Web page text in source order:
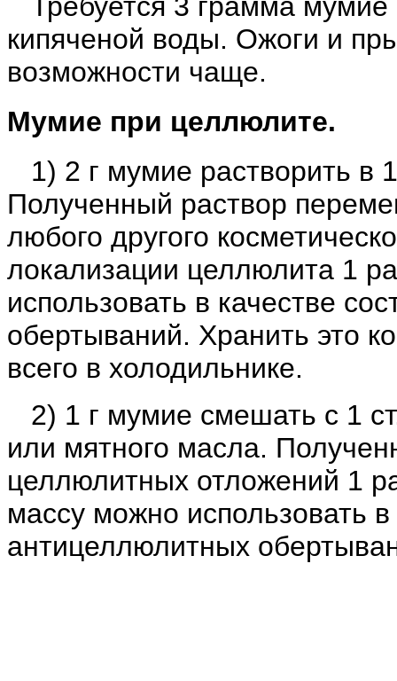
Требуется 3 грамма мумие
кипяченой воды. Ожоги и
возможности чаще.
Мумие при целлюлите.
1) 2 г мумие растворить в
Полученный раствор
любого другого
локализации целлюлита 1
использовать в качестве
обертываний. Хранить это
всего в холодильнике.
2) 1 г мумие смешать с 1
или мятного масла.
целлюлитных отложений 1
массу можно использовать
антицеллюлитных